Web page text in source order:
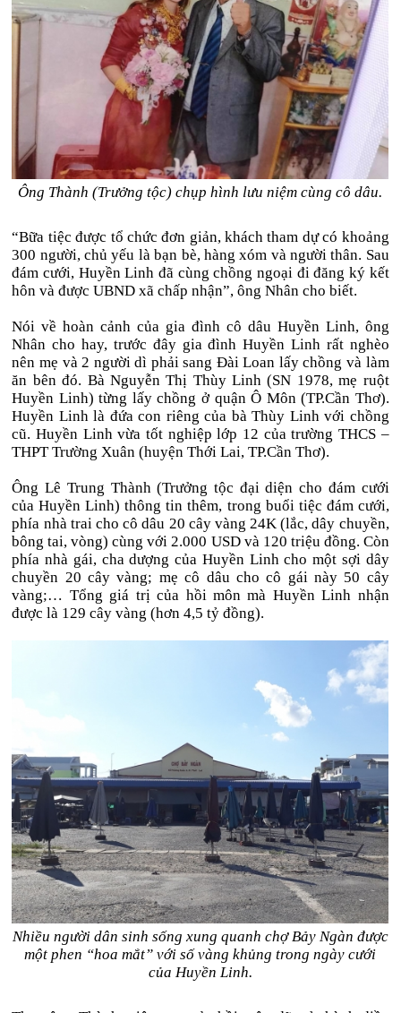
Ông Thành (Trưởng tộc) chụp hình lưu niệm cùng cô dâu.
“Bữa tiệc được tổ chức đơn giản, khách tham dự có khoảng
300 người, chủ yếu là bạn bè, hàng xóm và người thân. Sau
đám cưới, Huyền Linh đã cùng chồng ngoại đi đăng ký kết
hôn và được UBND xã chấp nhận”, ông Nhân cho biết.
Nói về hoàn cảnh của gia đình cô dâu Huyền Linh, ông
Nhân cho hay, trước đây gia đình Huyền Linh rất nghèo
nên mẹ và 2 người dì phải sang Đài Loan lấy chồng và làm
ăn bên đó. Bà Nguyễn Thị Thùy Linh (SN 1978, mẹ ruột
Huyền Linh) từng lấy chồng ở quận Ô Môn (TP.Cần Thơ).
Huyền Linh là đứa con riêng của bà Thùy Linh với chồng
cũ. Huyền Linh vừa tốt nghiệp lớp 12 của trường THCS –
THPT Trường Xuân (huyện Thới Lai, TP.Cần Thơ).
Ông Lê Trung Thành (Trưởng tộc đại diện cho đám cưới
của Huyền Linh) thông tin thêm, trong buổi tiệc đám cưới,
phía nhà trai cho cô dâu 20 cây vàng 24K (lắc, dây chuyền,
bông tai, vòng) cùng với 2.000 USD và 120 triệu đồng. Còn
phía nhà gái, cha dượng của Huyền Linh cho một sợi dây
chuyền 20 cây vàng; mẹ cô dâu cho cô gái này 50 cây
vàng;… Tổng giá trị của hồi môn mà Huyền Linh nhận
được là 129 cây vàng (hơn 4,5 tỷ đồng).
Nhiều người dân sinh sống xung quanh chợ Bảy Ngàn được
một phen “hoa mắt” với số vàng khủng trong ngày cưới
của Huyền Linh.